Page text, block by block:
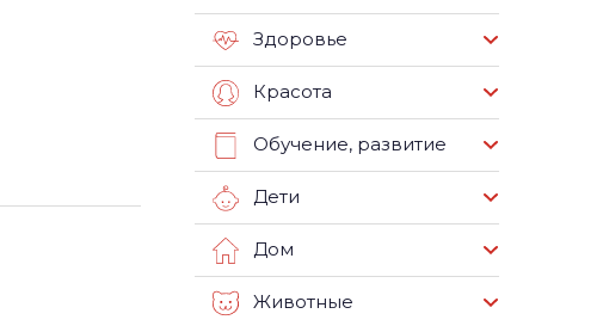
Здоровье
Красота
Обучение, развитие
Дети
Дом
Животные